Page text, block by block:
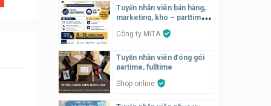
Tuyển nhân viên bán hàng,
marketing, kho – parttime,
Công ty MITA
Tuyển nhân viên đóng gói
partime, fulltime
Shop online